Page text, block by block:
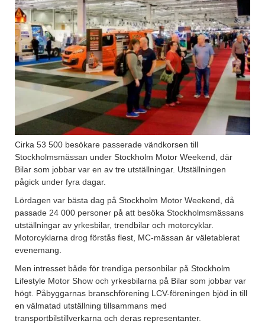
Cirka 53 500 besökare passerade vändkorsen till
Stockholmsmässan under Stockholm Motor Weekend, där
Bilar som jobbar var en av tre utställningar. Utställningen
pågick under fyra dagar.
Lördagen var bästa dag på Stockholm Motor Weekend, då
passade 24 000 personer på att besöka Stockholmsmässans
utställningar av yrkesbilar, trendbilar och motorcyklar.
Motorcyklarna drog förstås flest, MC-mässan är väletablerat
evenemang.
Men intresset både för trendiga personbilar på Stockholm
Lifestyle Motor Show och yrkesbilarna på Bilar som jobbar var
högt. Påbyggarnas branschförening LCV-föreningen bjöd in till
en välmatad utställning tillsammans med
transportbilstillverkarna och deras representanter.